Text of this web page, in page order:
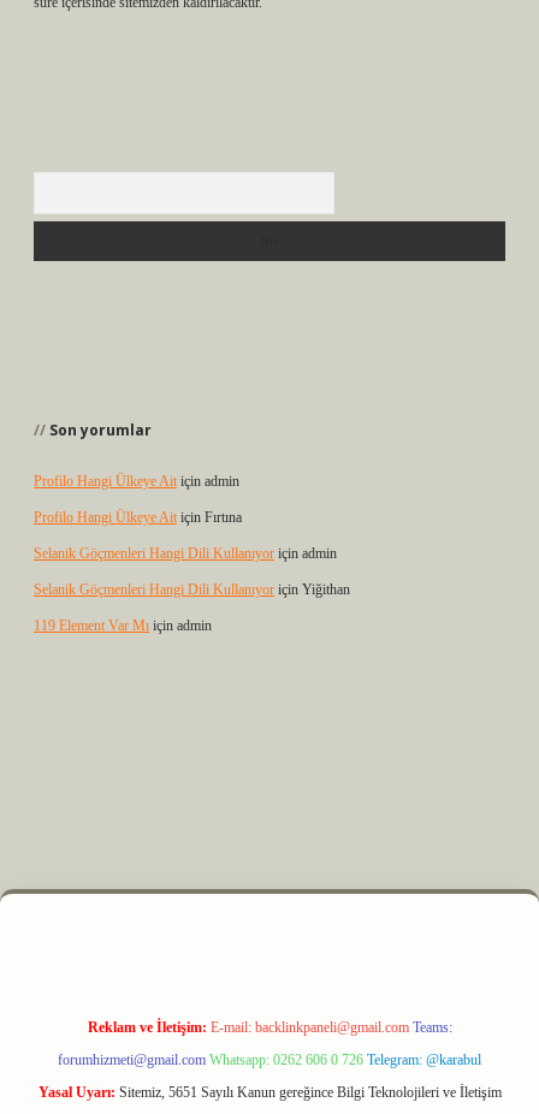
Son yorumlar
Profilo Hangi Ülkeye Ait için admin
Profilo Hangi Ülkeye Ait için Fırtına
Selanik Göçmenleri Hangi Dili Kullanıyor için admin
Selanik Göçmenleri Hangi Dili Kullanıyor için Yiğithan
119 Element Var Mı için admin
m elexbet
Reklam ve İletişim: E-mail: backlinkpaneli@gmail.com Teams:
forumhizmeti@gmail.com Whatsapp: 0262 606 0 726 Telegram: @karabul
Yasal Uyarı: Sitemiz, 5651 Sayılı Kanun gereğince Bilgi Teknolojileri ve İletişim